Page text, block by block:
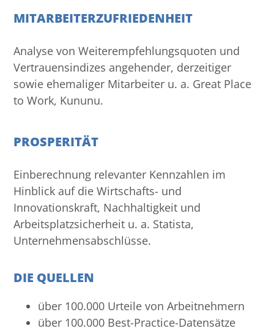
MITARBEITERZUFRIEDENHEIT
Analyse von Weiterempfehlungsquoten und
Vertrauensindizes angehender, derzeitiger
sowie ehemaliger Mitarbeiter u. a. Great Place
to Work, Kununu.
PROSPERITÄT
Einberechnung relevanter Kennzahlen im
Hinblick auf die Wirtschafts- und
Innovationskraft, Nachhaltigkeit und
Arbeitsplatzsicherheit u. a. Statista,
Unternehmensabschlüsse.
DIE QUELLEN
über 100.000 Urteile von Arbeitnehmern
über 100.000 Best-Practice-Datensätze